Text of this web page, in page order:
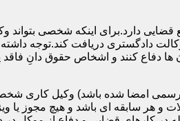
دارد.برای اینکه شخصی بتواند
دادگستری دریافت کند.توجه
دفاع کنند و اشخاص حقوق دانِ فاقد
رسمی امضا شده باشد) وکیل کاری
و هر سابقه ای باشد و هیچ مجوز یا